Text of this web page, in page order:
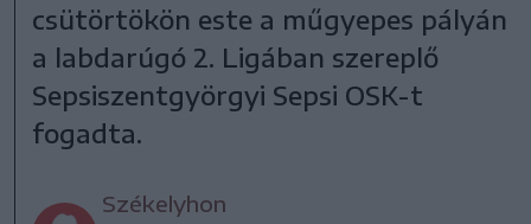
csütörtökön este a műgyepes pályán
a labdarúgó 2. Ligában szereplő
Sepsiszentgyörgyi Sepsi OSK-t
fogadta.
Székelyhon